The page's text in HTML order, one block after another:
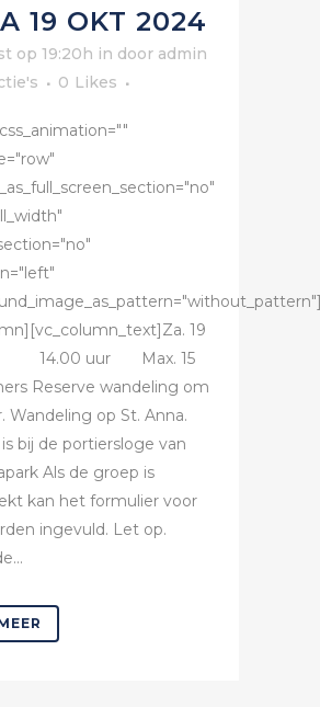
19 OKT 2024
op 19:20h in door admin
0 Likes
19
14.00 uur Max. 15
Reserve wandeling om
Wandeling op St. Anna.
bij de portiersloge van
Als de groep is
kan het formulier voor
ingevuld. Let op.